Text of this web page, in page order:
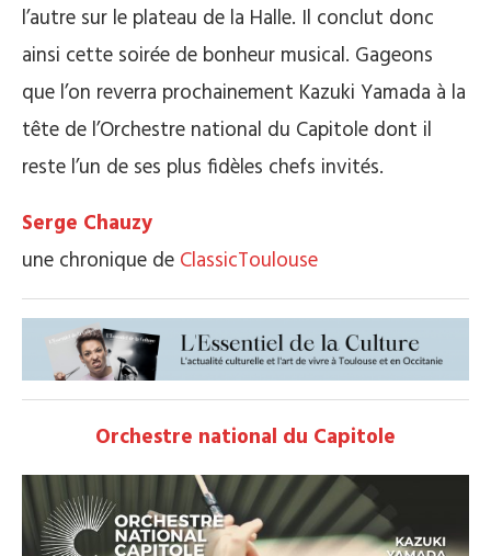
l’autre sur le plateau de la Halle. Il conclut donc
ainsi cette soirée de bonheur musical. Gageons
que l’on reverra prochainement Kazuki Yamada à la
tête de l’Orchestre national du Capitole dont il
reste l’un de ses plus fidèles chefs invités.
Serge Chauzy
une chronique de ClassicToulouse
Orchestre national du Capitole